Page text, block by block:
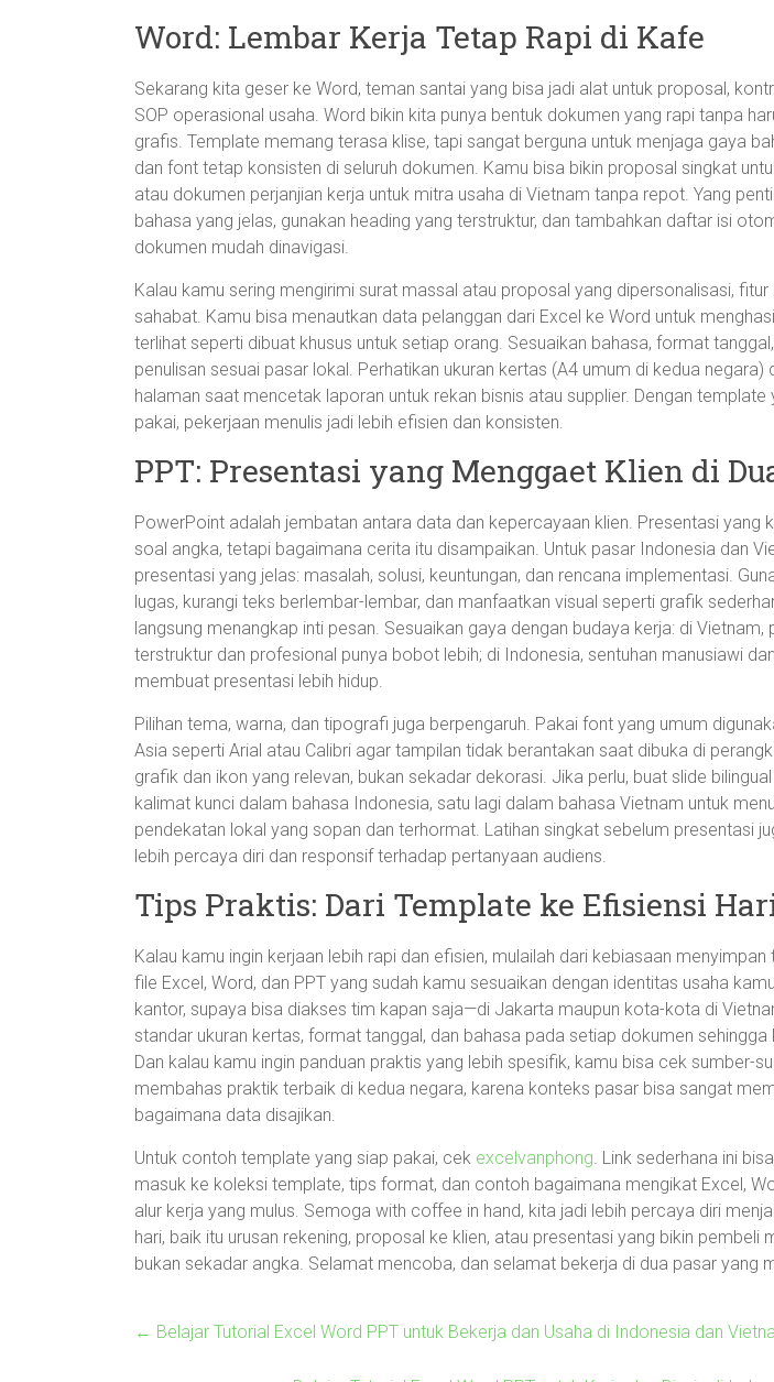
Word: Lembar Kerja Tetap Rapi di Kafe
Sekarang kita geser ke Word, teman santai yang bisa jadi alat untuk proposal,
SOP operasional usaha. Word bikin kita punya bentuk dokumen yang rapi tanpa
grafis. Template memang terasa klise, tapi sangat berguna untuk menjaga gaya
dan font tetap konsisten di seluruh dokumen. Kamu bisa bikin proposal singkat
atau dokumen perjanjian kerja untuk mitra usaha di Vietnam tanpa repot. Yang
bahasa yang jelas, gunakan heading yang terstruktur, dan tambahkan daftar isi
dokumen mudah dinavigasi.
Kalau kamu sering mengirimi surat massal atau proposal yang dipersonalisasi,
sahabat. Kamu bisa menautkan data pelanggan dari Excel ke Word untuk
terlihat seperti dibuat khusus untuk setiap orang. Sesuaikan bahasa, format
penulisan sesuai pasar lokal. Perhatikan ukuran kertas (A4 umum di kedua negara)
halaman saat mencetak laporan untuk rekan bisnis atau supplier. Dengan template
pakai, pekerjaan menulis jadi lebih efisien dan konsisten.
PPT: Presentasi yang Menggaet Klien di
PowerPoint adalah jembatan antara data dan kepercayaan klien. Presentasi yang
soal angka, tetapi bagaimana cerita itu disampaikan. Untuk pasar Indonesia dan
presentasi yang jelas: masalah, solusi, keuntungan, dan rencana implementasi.
lugas, kurangi teks berlembar-lembar, dan manfaatkan visual seperti grafik
langsung menangkap inti pesan. Sesuaikan gaya dengan budaya kerja: di Vietnam,
terstruktur dan profesional punya bobot lebih; di Indonesia, sentuhan manusiawi
membuat presentasi lebih hidup.
Pilihan tema, warna, dan tipografi juga berpengaruh. Pakai font yang umum
Asia seperti Arial atau Calibri agar tampilan tidak berantakan saat dibuka di
grafik dan ikon yang relevan, bukan sekadar dekorasi. Jika perlu, buat slide
kalimat kunci dalam bahasa Indonesia, satu lagi dalam bahasa Vietnam untuk
pendekatan lokal yang sopan dan terhormat. Latihan singkat sebelum presentasi
lebih percaya diri dan responsif terhadap pertanyaan audiens.
Tips Praktis: Dari Template ke Efisiensi
Kalau kamu ingin kerjaan lebih rapi dan efisien, mulailah dari kebiasaan
file Excel, Word, dan PPT yang sudah kamu sesuaikan dengan identitas usaha
kantor, supaya bisa diakses tim kapan saja—di Jakarta maupun kota-kota di
standar ukuran kertas, format tanggal, dan bahasa pada setiap dokumen sehingga
Dan kalau kamu ingin panduan praktis yang lebih spesifik, kamu bisa cek sumber-
membahas praktik terbaik di kedua negara, karena konteks pasar bisa sangat
bagaimana data disajikan.
Untuk contoh template yang siap pakai, cek excelvanphong. Link sederhana ini
masuk ke koleksi template, tips format, dan contoh bagaimana mengikat Excel,
alur kerja yang mulus. Semoga with coffee in hand, kita jadi lebih percaya diri
hari, baik itu urusan rekening, proposal ke klien, atau presentasi yang bikin pembeli
bukan sekadar angka. Selamat mencoba, dan selamat bekerja di dua pasar yang
← Belajar Tutorial Excel Word PPT untuk Bekerja dan Usaha di Indonesia dan